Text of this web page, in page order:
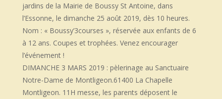
jardins de la Mairie de Boussy St Antoine, dans
l’Essonne, le dimanche 25 août 2019, dès 10 heures.
Nom : « Boussy’3courses », réservée aux enfants de 6
à 12 ans. Coupes et trophées. Venez encourager
l’événement !
DIMANCHE 3 MARS 2019 : pèlerinage au Sanctuaire
Notre-Dame de Montligeon.61400 La Chapelle
Montligeon. 11H messe, les parents déposent le